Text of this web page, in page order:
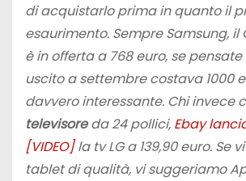
di acquistarlo prima in quanto il
esaurimento. Sempre Samsung, il
è in offerta a 768 euro, se
uscito a settembre costava 1000
davvero interessante. Chi invece
televisoreda 24 pollici, Ebay
[VIDEO]la tv LG a 139,90 euro. Se
tablet di qualità, vi suggeriamo